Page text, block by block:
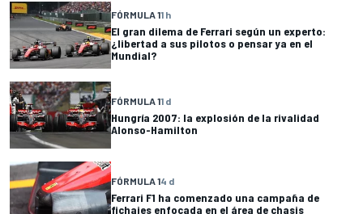
FÓRMULA 11 h
El gran dilema de Ferrari según un experto:
¿libertad a sus pilotos o pensar ya en el
Mundial?
FÓRMULA 11 d
Hungría 2007: la explosión de la rivalidad
Alonso-Hamilton
FÓRMULA 14 d
Ferrari F1 ha comenzado una campaña de
fichajes enfocada en el área de chasis